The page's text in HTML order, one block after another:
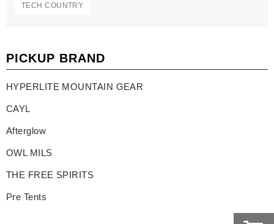
TECH COUNTRY
PICKUP BRAND
HYPERLITE MOUNTAIN GEAR
CAYL
Afterglow
OWL MILS
THE FREE SPIRITS
Pre Tents